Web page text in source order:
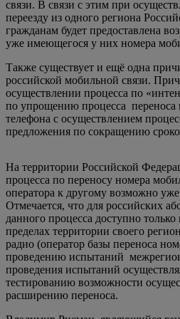
связи. В связи с этим при
переезду из одного региона
гражданам будет предоставлена
уже имеющегося у них номера
Также существует и ещё одна
российской мобильной связи.
осуществлении процесса по
по упрощению процесса переноса
телефона с осуществлением
предложения по сокращению
На территории Российской
процесса по переносу номера
оператора к другому возможно
Отмечается, что для российских
данного процесса доступно
пределах территории своего
радио (оператор базы переноса
проведению испытаний
проведения испытаний
тестированию возможности
расширению переноса.